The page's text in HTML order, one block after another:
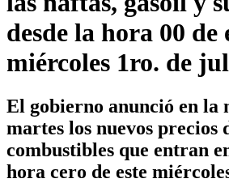
desde la hora 00 de
miércoles 1ro. de
El gobierno anunció en la
martes los nuevos precios
combustibles que entran
hora cero de este